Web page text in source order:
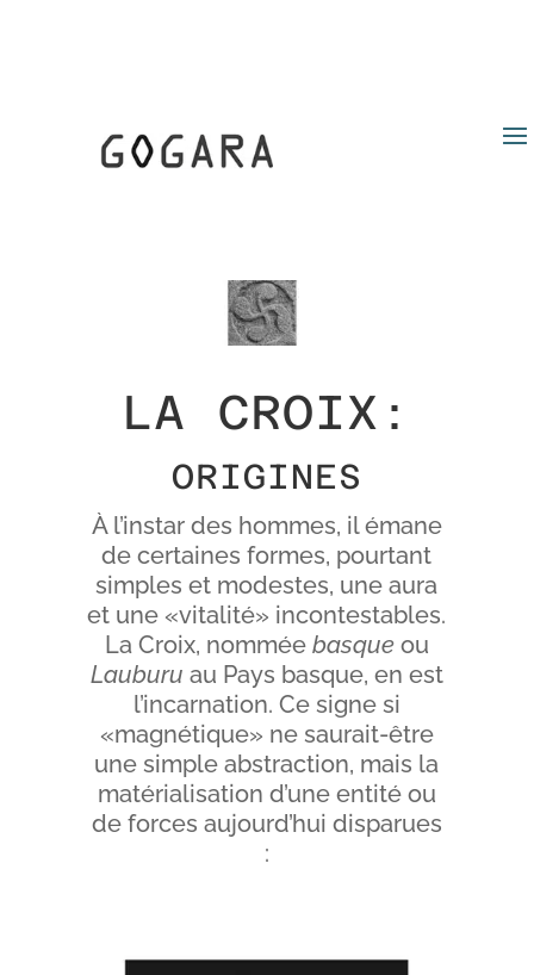
LA CROIX:
ORIGINES
À l’instar des hommes, il émane
de certaines formes, pourtant
simples et modestes, une aura
et une «vitalité» incontestables.
La Croix, nommée basqueou
Lauburu au Pays basque, en est
l’incarnation. Ce signe si
«magnétique» ne saurait-être
une simple abstraction, mais la
matérialisation d’une entité ou
de forces aujourd’hui disparues
: